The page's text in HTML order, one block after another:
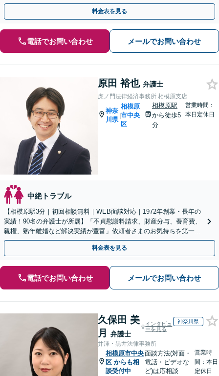
ます。【相模原駅徒歩12分】【秘密厳守】
料金表を見る
電話でお問い合わせ メールでお問い合わせ
原田 裕也 弁護士
虎ノ門法律経済事務所 相模原支店
神奈
川県
|
相模原
市中央
区
相模原駅
から徒歩5
分
営業時間：
本日定休日
中絶トラブル
【相模原駅3分｜初回相談無料｜WEB面談対応｜1972年創業・長年の
実績！90名の弁護士が所属】「不貞慰謝料請求、財産分与、養育費、
親権、熟年離婚など解決実績が豊富」依頼者さまのお気持ちを第一に
考えた対応を心がけます【休日・夜間相談可】
料金表を見る
電話でお問い合わせ メールでお問い合わせ
久保田 美
月
弁護士
インタビュ
ーを見る
神奈川県
井澤・黒井法律事務所
相模原市中央
区 からも相
談受付中
面談方法(対面・
電話・ビデオな
ど)は応相談
営業時
間：本日
定休日